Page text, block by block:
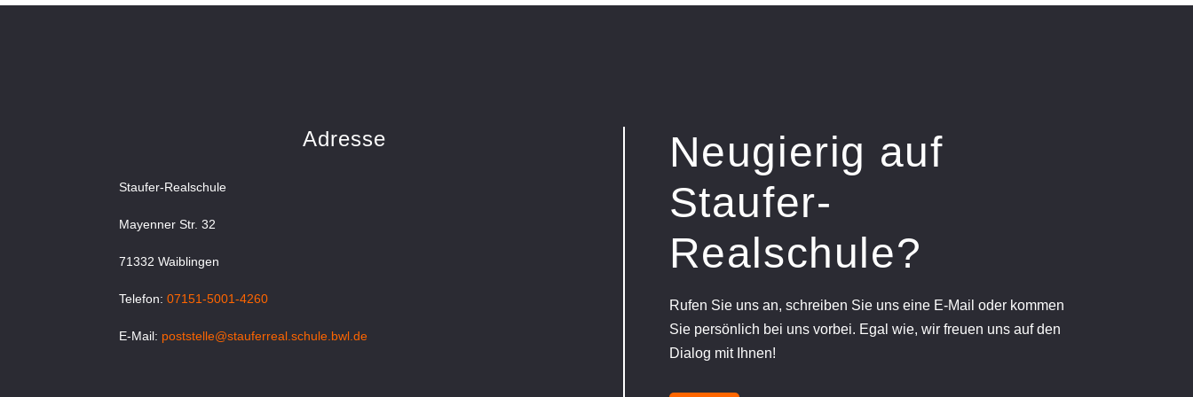
Adresse
Staufer-Realschule
Mayenner Str. 32
71332 Waiblingen
Telefon:07151-5001-4260
E-Mail: poststelle@stauferreal.schule.bwl.de
Neugierig auf
Staufer-
Realschule?
Rufen Sie uns an, schreiben Sie uns eine E-Mail oder kommen
Sie persönlich bei uns vorbei. Egal wie, wir freuen uns auf den
Dialog mit Ihnen!